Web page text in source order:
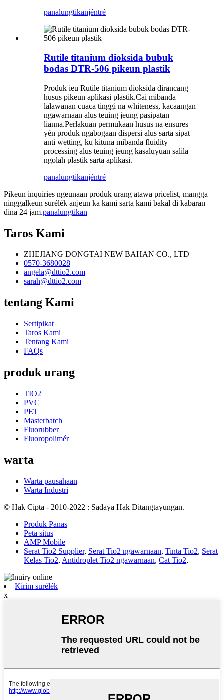
panalungtikanjéntré
Rutile titanium dioksida bubuk
bodas DTR-506 pikeun plastik
Produk ieu Rutile titanium dioksida dirancang
husus pikeun aplikasi plastik.Cai mibanda
lalawanan cuaca tinggi na whiteness, kacaangan
ngawarnaan alus teuing jeung pasipatan
lianna.Perlakuan permukaan husus na ensures
yén produk ngabogaan dispersi alus sarta sipat
anti wetting, ku kituna mibanda fluidity
processing alus teuing jeung kasaluyuan salila
ngolah plastik sarta aplikasi.
panalungtikanjéntré
Pikeun inquiries ngeunaan produk urang atawa pricelist, mangga
ninggalkeun surélék anjeun ka kami sarta kami bakal di kabaran
dina 24 jam.panalungtikan
Taros Kami
ZHEJIANG DONGTAI NEW BAHAN CO., LTD
0570-3680028
angela@dttio2.com
sarah@dttio2.com
tentang Kami
Sertipikat
Taros Kami
Tentang Kami
FAQs
produk urang
TIO2
PVC
PET
Masterbatch
Fluorubber
Fluoropolimér
warta
Warta pausahaan
Warta Industri
© Hak Cipta - 2010-2022 : Sadaya Hak Ditangtayungan.
Produk Panas
Peta situs
AMP Mobile
Serat Tio2 Supplier, Serat Tio2 ngawarnaan, Tinta Tio2, Serat
Kelas Tio2, Antidroplet Tio2 ngawarnaan, Cat Tio2,
Kirim surélék
x